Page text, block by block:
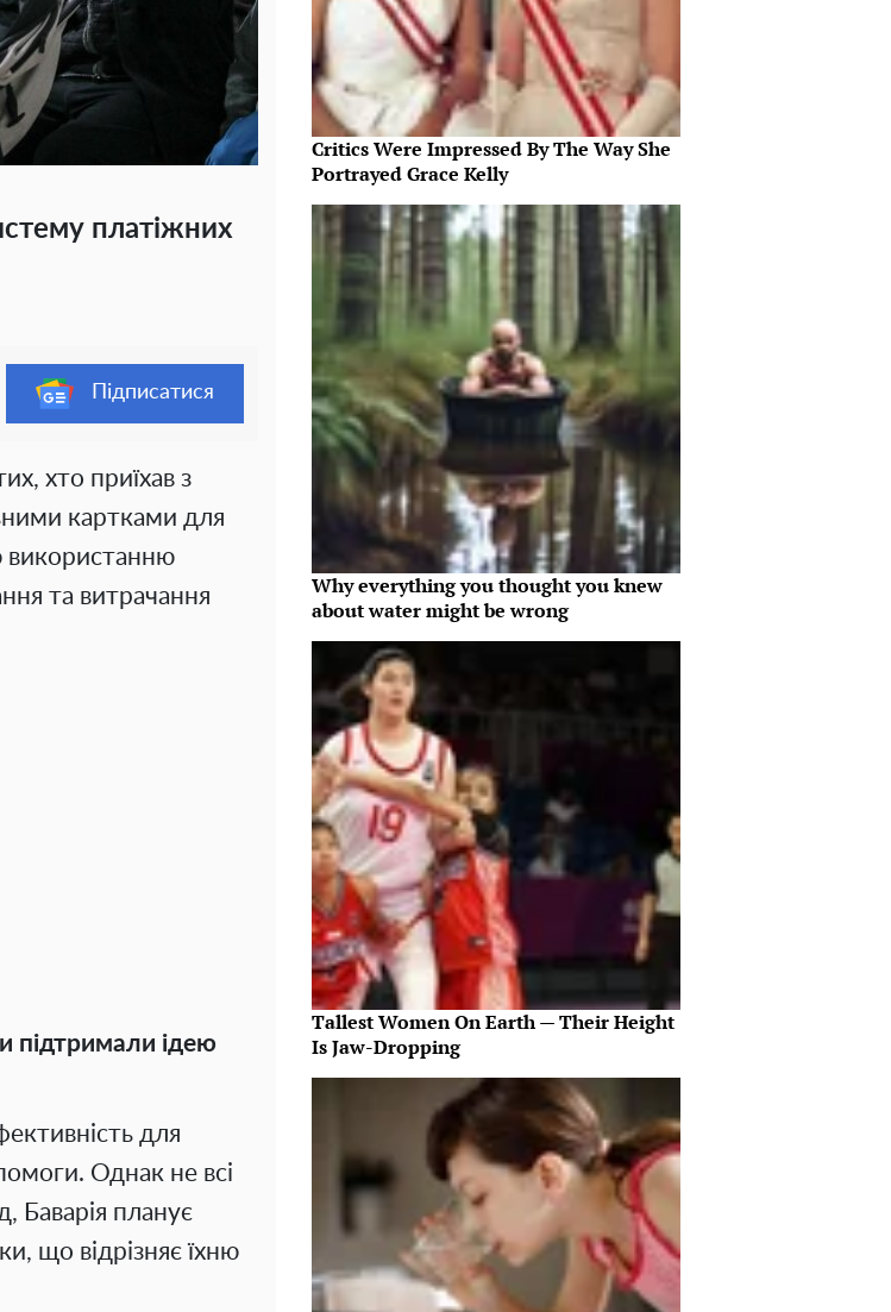
платіжних
Підписатися
хто приїхав з
картками для
використанню
та витрачання
підтримали ідею
для
Однак не всі
Баварія планує
що відрізняє їхню
Critics Were Impressed By The Way She
Portrayed Grace Kelly
Why everything you thought you knew
about water might be wrong
Tallest Women On Earth — Their Height
Is Jaw-Dropping